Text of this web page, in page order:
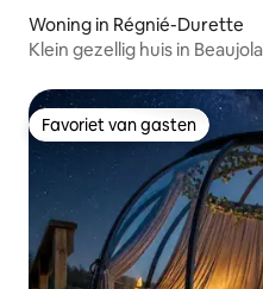
Woning in Régnié-Durette
Klein gezellig huis in
Favoriet van gasten
Favoriet van gasten